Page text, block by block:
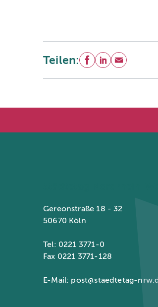
Teilen: Facebook
LinkedIn
E-Mail
Gereonstraße 18 - 32
50670 Köln
Tel: 0221 3771-0
Fax 0221 3771-128
E-Mail: post@staedtetag-